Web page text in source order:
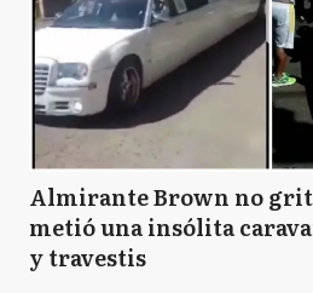
Almirante Brown no
metió una insólita
y travestis